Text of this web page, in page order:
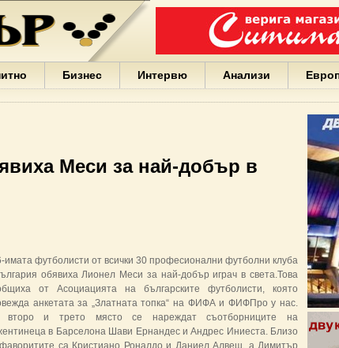
Варна
България
Портних
Facebook
ЕС
Борисов
Европа
Йорданов
българи
google
деца
Бербатов
ГЕРБ
Бизнес Интервю Анализи
Меси за най-добър в
имата футболисти от всички 30 професионални футболни клуба
обявиха Лионел Меси за най-добър играч в света.Това
от Асоциацията на българските футболисти, която
анкетата за „Златната топка“ на ФИФА и ФИФПро у нас.
второ и трето място се нареждат съотборниците на
в Барселона Шави Ернандес и Андрес Иниеста. Близо
са Кристиано Роналдо и Даниел Алвеш, а Димитър